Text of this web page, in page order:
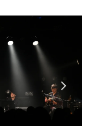
」… ゲームにまつわる言葉